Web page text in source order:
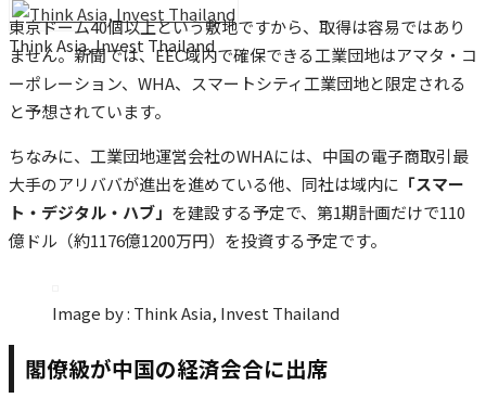
Think Asia, Invest Thailand
東京ドーム40個以上という敷地ですから、取得は容易ではあり
ません。新聞では、EEC域内で確保できる工業団地はアマタ・コ
ーポレーション、WHA、スマートシティ工業団地と限定される
と予想されています。
ちなみに、工業団地運営会社のWHAには、中国の電子商取引最
大手のアリババが進出を進めている他、同社は域内に 「スマー
ト・デジタル・ハブ」 を建設する予定で、第1期計画だけで110
億ドル（約1176億1200万円）を投資する予定です。
Image by : Think Asia, Invest Thailand
閣僚級が中国の経済会合に出席